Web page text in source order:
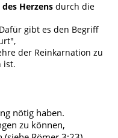
Herzens durch die
gibt es den Begriff
der Reinkarnation zu
ist.
nötig haben.
zu können,